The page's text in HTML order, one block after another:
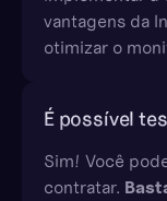
vantagens da
otimizar o
É possível
Sim! Você
contratar.